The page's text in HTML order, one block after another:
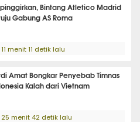
Bintang Atletico Madrid
Gabung AS Roma
11 menit 11 detik lalu
Amat Bongkar Penyebab Timnas
Kalah dari Vietnam
25 menit 42 detik lalu